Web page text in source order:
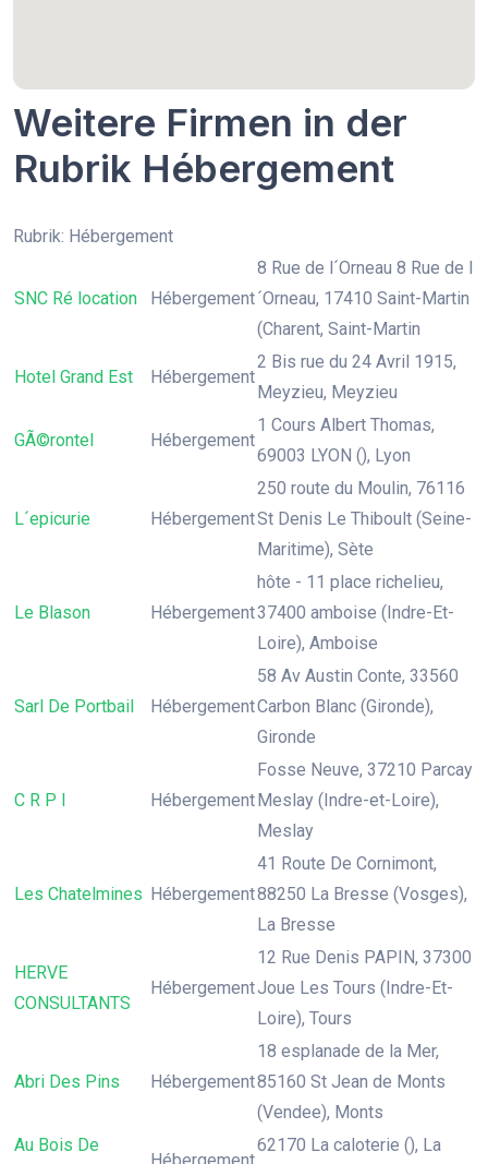
Weitere Firmen in der
Rubrik Hébergement
Rubrik: Hébergement
SNC Ré location Hébergement
8 Rue de l´Orneau 8 Rue de l
´Orneau, 17410 Saint-Martin
(Charent, Saint-Martin
Hotel Grand Est Hébergement
2 Bis rue du 24 Avril 1915,
Meyzieu, Meyzieu
GÃ©rontel Hébergement
1 Cours Albert Thomas,
69003 LYON (), Lyon
L´epicurie Hébergement
250 route du Moulin, 76116
St Denis Le Thiboult (Seine-
Maritime), Sète
Le Blason Hébergement
hôte - 11 place richelieu,
37400 amboise (Indre-Et-
Loire), Amboise
Sarl De Portbail Hébergement
58 Av Austin Conte, 33560
Carbon Blanc (Gironde),
Gironde
C R P I Hébergement
Fosse Neuve, 37210 Parcay
Meslay (Indre-et-Loire),
Meslay
Les Chatelmines Hébergement
41 Route De Cornimont,
88250 La Bresse (Vosges),
La Bresse
HERVE
CONSULTANTS
Hébergement
12 Rue Denis PAPIN, 37300
Joue Les Tours (Indre-Et-
Loire), Tours
Abri Des Pins Hébergement
18 esplanade de la Mer,
85160 St Jean de Monts
(Vendee), Monts
Au Bois De
62170 La caloterie (), La